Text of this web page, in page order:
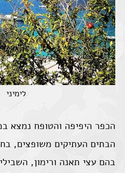
לימיני
הכפר היפיפה והטופח נמצא
הבתים העתיקים משופצים,
בהם עצי תאנה ורימון,